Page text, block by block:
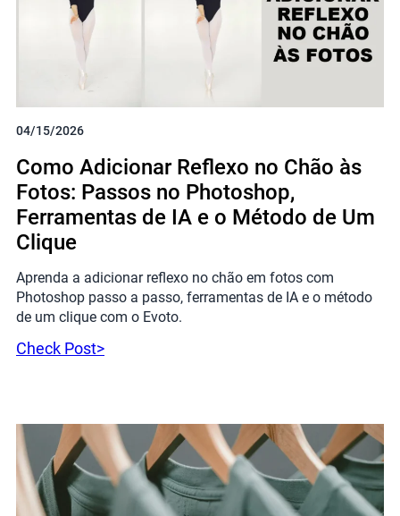
04/15/2026
Como Adicionar Reflexo no Chão às
Fotos: Passos no Photoshop,
Ferramentas de IA e o Método de Um
Clique
Aprenda a adicionar reflexo no chão em fotos com
Photoshop passo a passo, ferramentas de IA e o método
de um clique com o Evoto.
Check Post>